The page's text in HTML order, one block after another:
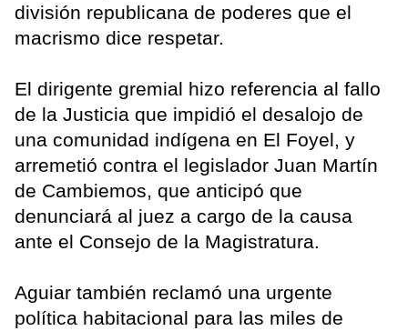
división republicana de poderes que el
macrismo dice respetar.
El dirigente gremial hizo referencia al fallo
de la Justicia que impidió el desalojo de
una comunidad indígena en El Foyel, y
arremetió contra el legislador Juan Martín
de Cambiemos, que anticipó que
denunciará al juez a cargo de la causa
ante el Consejo de la Magistratura.
Aguiar también reclamó una urgente
política habitacional para las miles de